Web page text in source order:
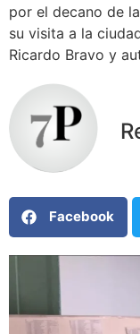
por el decano de
su visita a la
Ricardo Bravo y
Facebook